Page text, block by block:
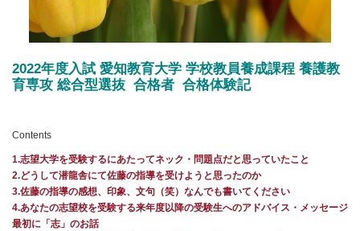
2022年度入試 愛知教育大学 学校教員養成課程 養護教
育専攻 総合型選抜 合格者 合格体験記
Contents
1.志望大学を受験するにあたってネック・問題点だと思っていたこと
2.どうして潜龍舎にて佐藤の指導を受けようと思ったのか
3.佐藤の指導の感想、印象、文句（笑）なんでも書いてください
4.あなたの志望校を受験する来年度以降の受験生へのアドバイス・メッセージ
最初に「志」のお話